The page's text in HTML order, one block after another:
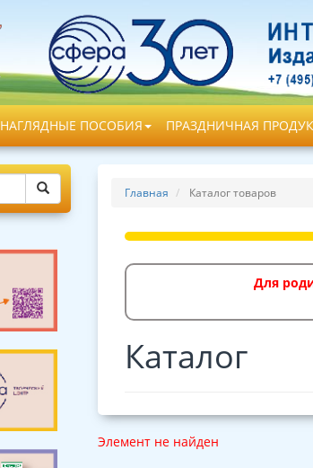
НАГЛЯДНЫЕ ПОСОБИЯ ПРАЗДНИЧНАЯ
Главная Каталог товаров
Для
Каталог
Элемент не найден